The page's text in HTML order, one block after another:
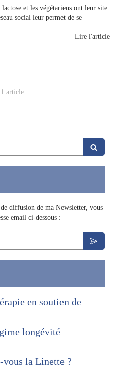
et les végétariens ont leur site
social leur permet de se
Lire l'article
1 article
diffusion de ma Newsletter, vous
email ci-dessous :
en soutien de
longévité
vous la Linette ?